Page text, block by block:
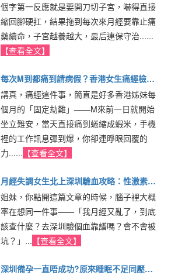
個字第一反應就是要開刀切子宮，嚇得直接
縮回腳硬扛，結果拖到每次來月經要靠止痛
藥續命，子宮越養越大，最后連保守治......
【查看全文】
每次M到都痛到請病假？香港女生痛經檢查
項目、費用及常見原因全解析
講真，痛經這件事，簡直是好多香港姊妹每
個月的「固定劫難」——M來前一日就開始
坐立難安，當天直接痛到蜷縮成蝦米，手機
裡的工作訊息彈到爆，你卻連睜眼回覆的
力...... 【查看全文】
月經失調女生北上深圳驗血攻略：性激素六
項檢查流程、預約與注意事項
姐妹，你點開這篇文章的時候，腦子裡大概
率在想同一件事——「我月經又亂了，到底
該查什麼？去深圳驗個血靠譜嗎？會不會被
坑？」... 【查看全文】
深圳備孕一直唔成功?原來睡眠不足同壓力